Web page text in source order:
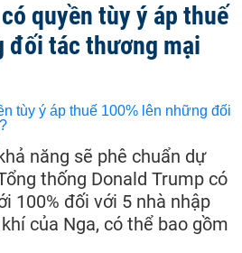
quyền tùy ý áp thuế
đối tác thương mại
năng sẽ phê chuẩn dự
thống Donald Trump có
100% đối với 5 nhà nhập
của Nga, có thể bao gồm